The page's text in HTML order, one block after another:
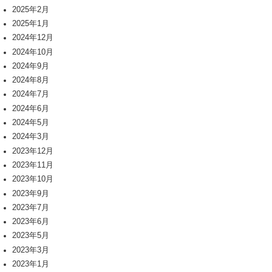
2025年2月
2025年1月
2024年12月
2024年10月
2024年9月
2024年8月
2024年7月
2024年6月
2024年5月
2024年3月
2023年12月
2023年11月
2023年10月
2023年9月
2023年7月
2023年6月
2023年5月
2023年3月
2023年1月